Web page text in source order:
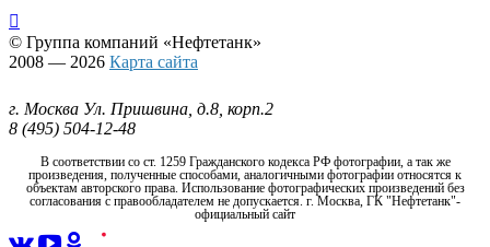

© Группа компаний «Нефтетанк»
2008 — 2026 Карта сайта
г. Москва Ул. Пришвина, д.8, корп.2
8 (495) 504-12-48
В соответствии со ст. 1259 Гражданского кодекса РФ фотографии, а так же
произведения, полученные способами, аналогичными фотографии относятся к
объектам авторского права. Использование фотографических произведений без
согласования с правообладателем не допускается. г. Москва, ГК "Нефтетанк"-
официальный сайт